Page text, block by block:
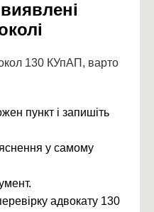
130 КУпАП, варто
пункт і запишіть
у самому
адвокату 130